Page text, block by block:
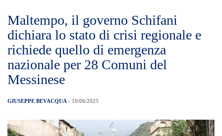
Maltempo, il governo Schifani
dichiara lo stato di crisi regionale e
richiede quello di emergenza
nazionale per 28 Comuni del
Messinese
GIUSEPPE BEVACQUA - 10/06/2025